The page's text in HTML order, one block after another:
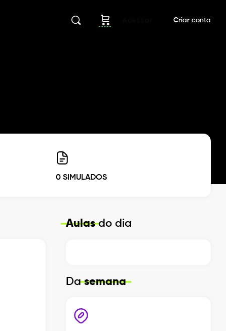
Criar conta
0 SIMULADOS
Aulas do dia
Da semana